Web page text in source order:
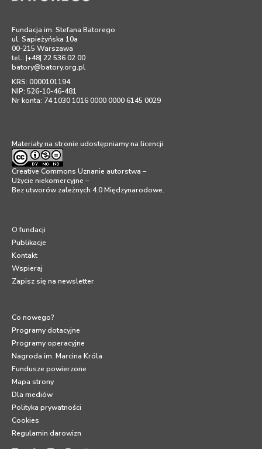
Fundacja im. Stefana Batorego
ul. Sapieżyńska 10a
00-215 Warszawa
tel.: |+48| 22 536 02 00
batory@batory.org.pl
KRS: 0000101194
NIP: 526-10-46-481
Nr konta: 74 1030 1016 0000 0000 6145 0029
Materiały na stronie udostępniamy na licencji
Creative Commons Uznanie autorstwa –
Użycie niekomercyjne –
Bez utworów zależnych 4.0 Międzynarodowe.
O fundacji
Publikacje
Kontakt
Wspieraj
Zapisz się na newsletter
Co nowego?
Programy dotacyjne
Programy operacyjne
Nagroda im. Marcina Króla
Fundusze powierzone
Mapa strony
Dla mediów
Polityka prywatności
Cookies
Regulamin darowizn